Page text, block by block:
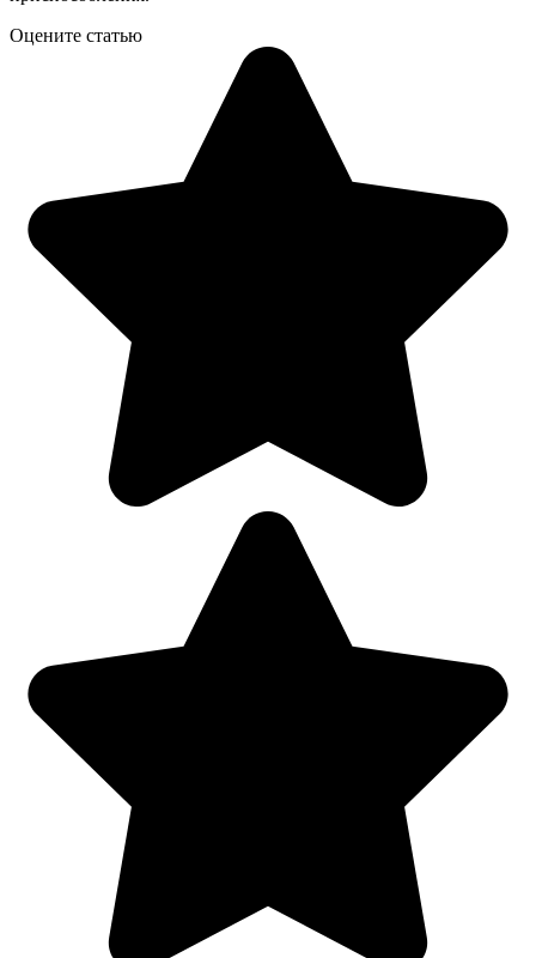
Оцените статью